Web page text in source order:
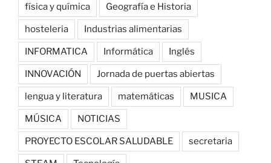
física y química Geografía e Historia
hosteleria Industrias alimentarias
INFORMATICA Informática Inglés
INNOVACIÓN Jornada de puertas abiertas
lengua y literatura matemáticas MUSICA
MÚSICA NOTICIAS
PROYECTO ESCOLAR SALUDABLE secretaria